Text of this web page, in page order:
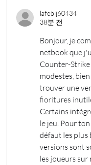
lafebij60434
38분 전
Bonjour, je
netbook que
Counter-
modestes,
trouver une
fioritures
Certains
le jeu. Pour
défaut les plus
versions sont
les joueurs sur